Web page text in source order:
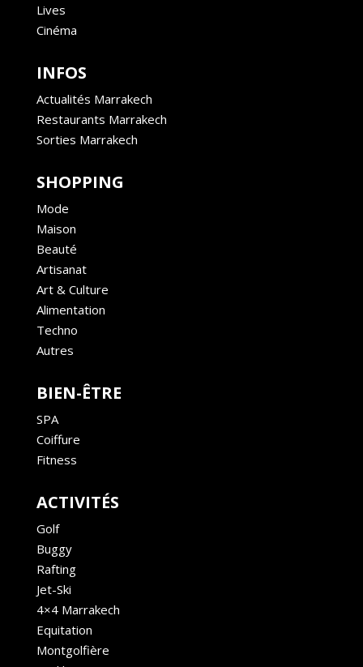
Lives
Cinéma
INFOS
Actualités Marrakech
Restaurants Marrakech
Sorties Marrakech
SHOPPING
Mode
Maison
Beauté
Artisanat
Art & Culture
Alimentation
Techno
Autres
BIEN-ÊTRE
SPA
Coiffure
Fitness
ACTIVITÉS
Golf
Buggy
Rafting
Jet-Ski
4×4 Marrakech
Equitation
Montgolfière